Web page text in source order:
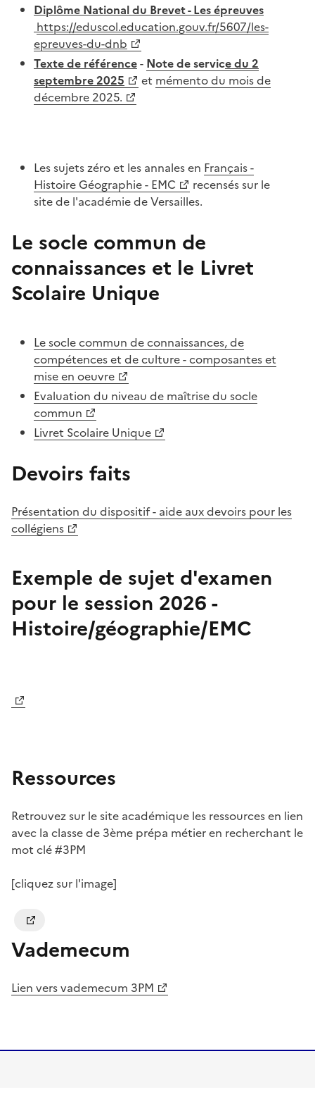
Diplôme National du Brevet - Les épreuves
https://eduscol.education.gouv.fr/5607/les-
epreuves-du-dnb
Texte de référence- Note de service du 2
septembre 2025
et mémento du mois de
décembre 2025.
Les sujets zéro et les annales en Français -
Histoire Géographie - EMC
recensés sur le
site de l'académie de Versailles.
Le socle commun de
connaissances et le Livret
Scolaire Unique
Le socle commun de connaissances, de
compétences et de culture - composantes et
mise en oeuvre
Evaluation du niveau de maîtrise du socle
commun
Livret Scolaire Unique
Devoirs faits
Présentation du dispositif - aide aux devoirs pour les
collégiens
Exemple de sujet d'examen
pour le session 2026 -
Histoire/géographie/EMC
Ressources
Retrouvez sur le site académique les ressources en lien
avec la classe de 3ème prépa métier en recherchant le
mot clé #3PM
[cliquez sur l'image]
Image
Vademecum
Lien vers vademecum 3PM